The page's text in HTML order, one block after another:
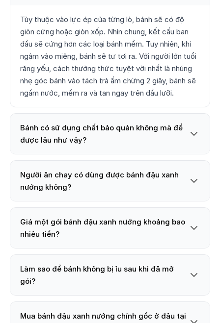
Tùy thuộc vào lực ép của từng lò, bánh sẽ có độ
giòn cứng hoặc giòn xốp. Nhìn chung, kết cấu ban
đầu sẽ cứng hơn các loại bánh mềm. Tuy nhiên, khi
ngậm vào miệng, bánh sẽ tự tơi ra. Với người lớn tuổi
răng yếu, cách thưởng thức tuyệt vời nhất là nhúng
nhẹ góc bánh vào tách trà ấm chừng 2 giây, bánh sẽ
ngấm nước, mềm ra và tan ngay trên đầu lưỡi.
Bánh có sử dụng chất bảo quản không mà để
được lâu như vậy?
Người ăn chay có dùng được bánh đậu xanh
nướng không?
Giá một gói bánh đậu xanh nướng khoảng bao
nhiêu tiền?
Làm sao để bánh không bị ỉu sau khi đã mở
gói?
Mua bánh đậu xanh nướng chính gốc ở đâu tại